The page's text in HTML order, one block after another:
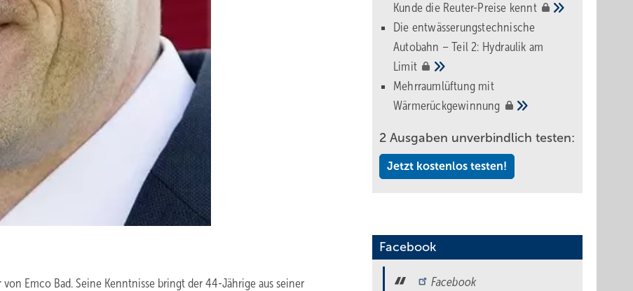
Emco Bad. Seine Kenntnisse bringt der 44-Jährige aus seiner
Kunde die Reuter-Preise kennt
Die entwässerungstechnische
Autobahn – Teil 2: Hydraulik am
Limit
Mehrraumlüftung mit
Wärmerückgewinnung
2 Ausgaben unverbindlich testen:
Jetzt kostenlos testen!
Facebook
Facebook